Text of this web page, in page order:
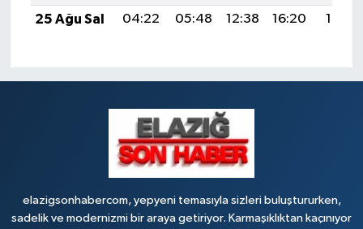
25 Ağu Sal
04:22 05:48 12:38 16:20 19:18
elazigsonhabercom, yepyeni temasıyla sizleri buluştururken,
sadelik ve modernizmi bir araya getiriyor. Karmaşıklıktan kaçınıyor